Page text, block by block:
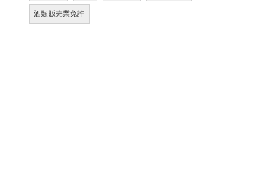
酒類販売業免許